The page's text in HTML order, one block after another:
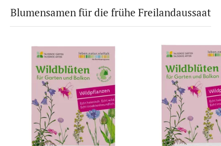
Blumensamen für die frühe Freilandaussaat